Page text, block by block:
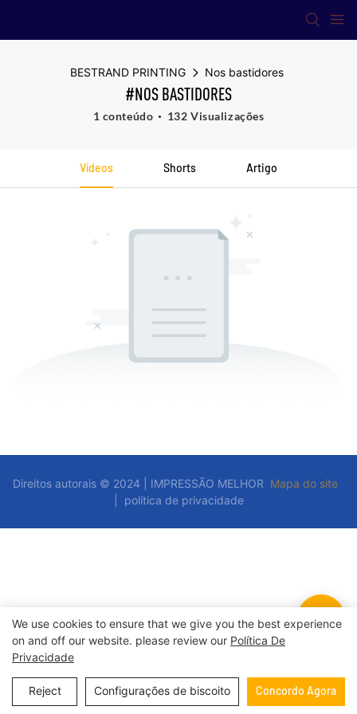
BESTRAND PRINTING Nos bastidores
#NOS BASTIDORES
1 conteúdo 132 Visualizações
Vídeos Shorts Artigo
Direitos autorais © 2024 | IMPRESSÃO MELHOR Mapa do site
política de privacidade
We use cookies to ensure that we give you the best experience
on and off our website. please review our Política De
Privacidade
Reject Configurações de biscoito Concordo Agora